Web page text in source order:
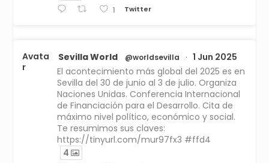
1 Twitter
Avata
r
Sevilla World @worldsevilla ·
1 Jun 2025
El acontecimiento más global del 2025 es en
Sevilla del 30 de junio al 3 de julio. Organiza
Naciones Unidas. Conferencia Internacional
de Financiación para el Desarrollo. Cita de
máximo nivel político, económico y social.
Te resumimos sus claves:
https://tinyurl.com/mur97fx3 #ffd4
4